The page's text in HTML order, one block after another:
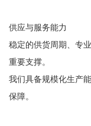
供应与服务能力
稳定的供货周期、专
重要支撑。
我们具备规模化生产
保障。